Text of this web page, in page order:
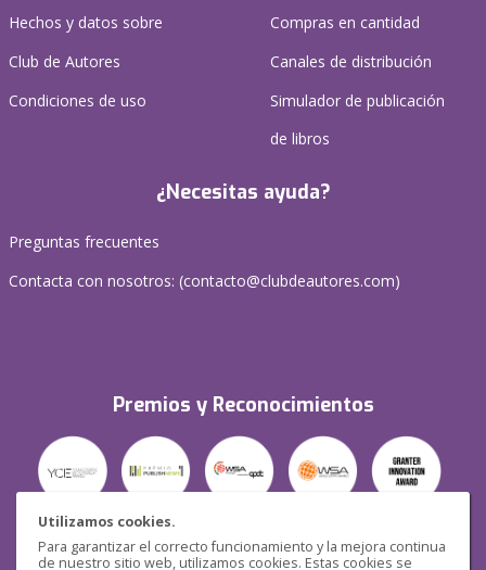
Utilizamos cookies.
Para garantizar el correcto funcionamiento y la mejora continua
de nuestro sitio web, utilizamos cookies. Estas cookies se
Hechos y datos sobre
Club de Autores
Condiciones de uso
Compras en cantidad
Canales de distribución
Simulador de publicación
de libros
¿Necesitas ayuda?
Preguntas frecuentes
Contacta con nosotros: (contacto@clubdeautores.com)
Premios y Reconocimientos
Seguridad